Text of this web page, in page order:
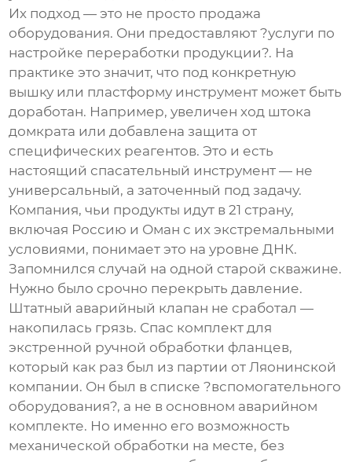
Их подход — это не просто продажа
оборудования. Они предоставляют ?услуги по
настройке переработки продукции?. На
практике это значит, что под конкретную
вышку или пластформу инструмент может быть
доработан. Например, увеличен ход штока
домкрата или добавлена защита от
специфических реагентов. Это и есть
настоящий спасательный инструмент — не
универсальный, а заточенный под задачу.
Компания, чьи продукты идут в 21 страну,
включая Россию и Оман с их экстремальными
условиями, понимает это на уровне ДНК.
Запомнился случай на одной старой скважине.
Нужно было срочно перекрыть давление.
Штатный аварийный клапан не сработал —
накопилась грязь. Спас комплект для
экстренной ручной обработки фланцев,
который как раз был из партии от Ляонинской
компании. Он был в списке ?вспомогательного
оборудования?, а не в основном аварийном
комплекте. Но именно его возможность
механической обработки на месте, без